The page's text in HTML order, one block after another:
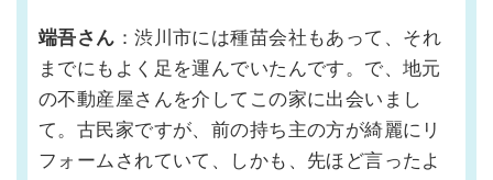
端吾さん ：渋川市には種苗会社もあって、それ
までにもよく足を運んでいたんです。で、地元
の不動産屋さんを介してこの家に出会いまし
て。古民家ですが、前の持ち主の方が綺麗にリ
フォームされていて、しかも、先ほど言ったよ